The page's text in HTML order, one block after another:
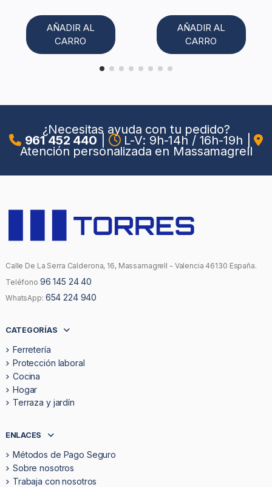
AÑADIR AL
CARRO
AÑADIR AL
CARRO
¿Necesitas ayuda con tu pedido?
961 452 440 L-V: 9h-14h / 16h-19h
Atención personalizada en Massamagrell
Calle De La Serra Calderona, 16, Massamagrell - Valencia 46130 España.
Teléfono 96 145 24 40
WhatsApp: 654 224 940
CATEGORÍAS
Ferretería
Protección laboral
Cocina
Hogar
Terraza y jardín
ENLACES
Métodos de Pago Seguro
Sobre nosotros
Trabaja con nosotros